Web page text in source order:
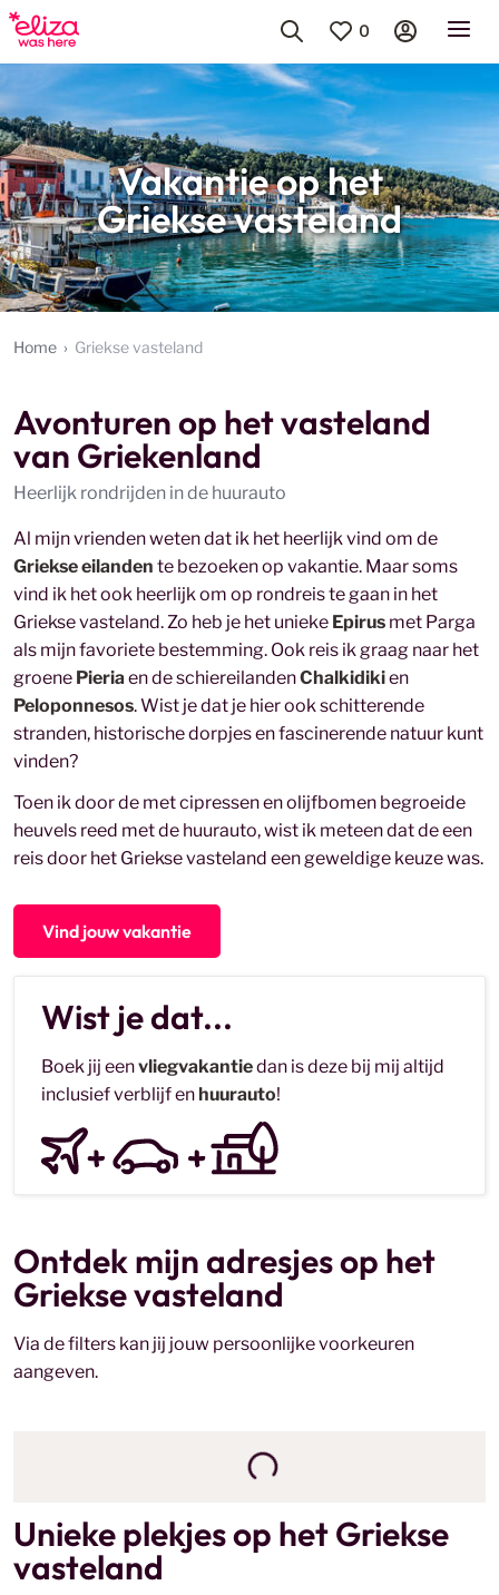
0
Vakantie op het
Griekse vasteland
Home Griekse vasteland
Avonturen op het vasteland
van Griekenland
Heerlijk rondrijden in de huurauto
Al mijn vrienden weten dat ik het heerlijk vind om de
Griekse eilanden te bezoeken op vakantie. Maar soms
vind ik het ook heerlijk om op rondreis te gaan in het
Griekse vasteland. Zo heb je het unieke Epirus met Parga
als mijn favoriete bestemming. Ook reis ik graag naar het
groene Pieria en de schiereilandenChalkidikien
Peloponnesos. Wist je dat je hier ook schitterende
stranden, historische dorpjes en fascinerende natuur kunt
vinden?
Toen ik door de met cipressen en olijfbomen begroeide
heuvels reed met de huurauto, wist ik meteen dat de een
reis door het Griekse vasteland een geweldige keuze was.
Vind jouw vakantie
Wist je dat...
Boek jij eenvliegvakantiedan is deze bij mij altijd
inclusief verblijf en huurauto!
Ontdek mijn adresjes op het
Griekse vasteland
Via de filters kan jij jouw persoonlijke voorkeuren
aangeven.
Unieke plekjes op het Griekse
vasteland